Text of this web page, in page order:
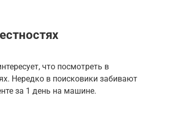
что посмотреть в
Нередко в поисковики забивают
за 1 день на машине.